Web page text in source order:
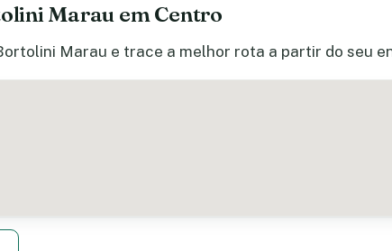
Marau em Centro
Marau e trace a melhor rota a partir do seu